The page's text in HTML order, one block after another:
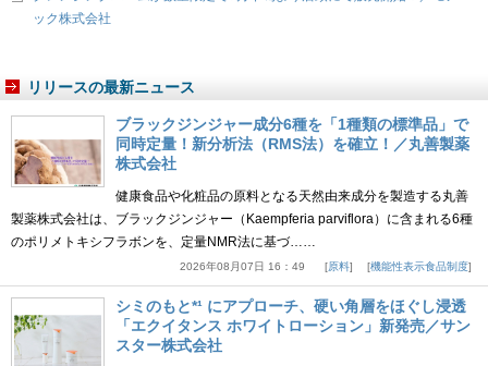
ック株式会社
リリースの最新ニュース
ブラックジンジャー成分6種を「1種類の標準品」で
同時定量！新分析法（RMS法）を確立！／丸善製薬
株式会社
健康食品や化粧品の原料となる天然由来成分を製造する丸善
製薬株式会社は、ブラックジンジャー（Kaempferia parviflora）に含まれる6種
のポリメトキシフラボンを、定量NMR法に基づ……
2026年08月07日 16：49 原料 機能性表示食品制度
シミのもと*¹ にアプローチ、硬い角層をほぐし浸透
「エクイタンス ホワイトローション」新発売／サン
スター株式会社